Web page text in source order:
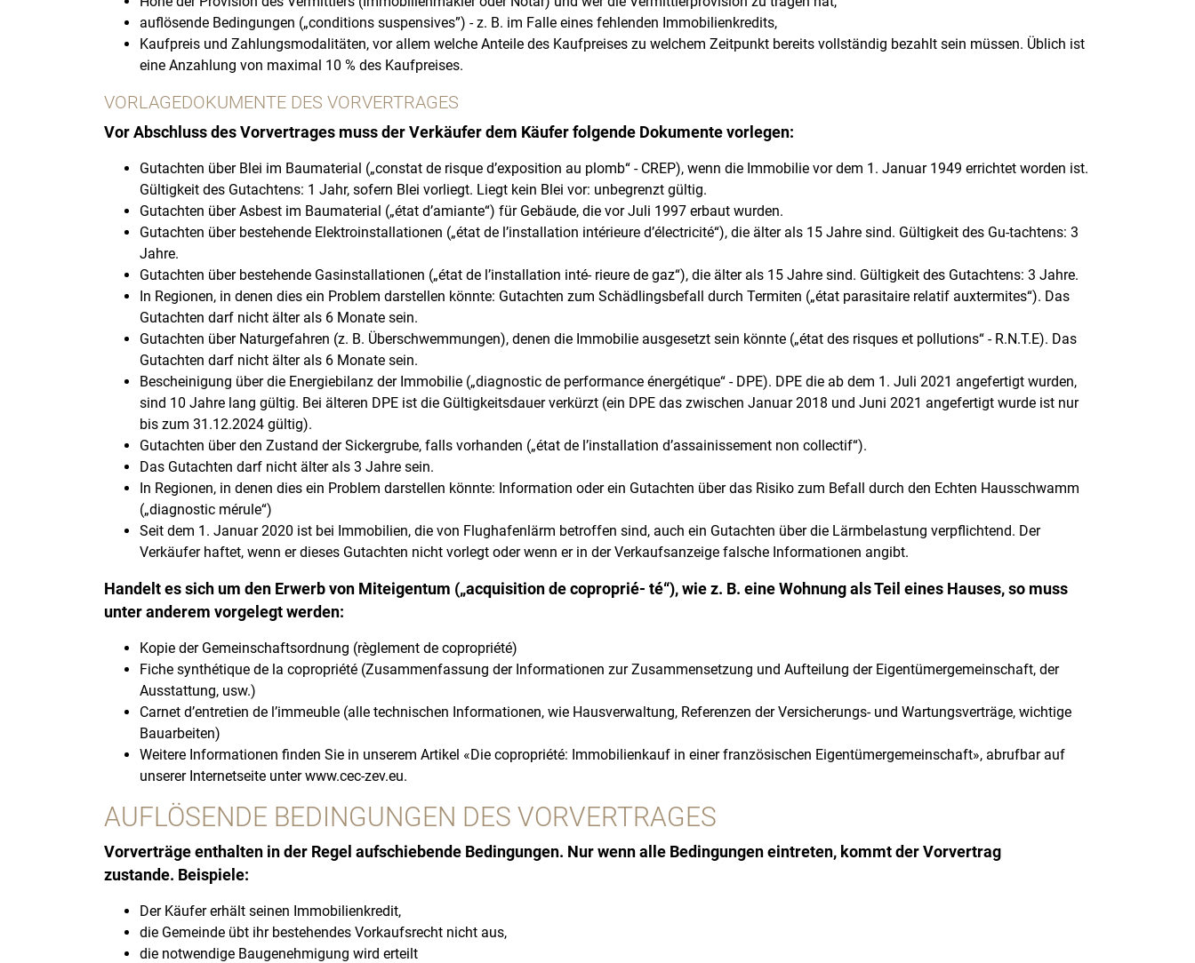
auflösende Bedingungen („conditions suspensives”) - z. B. im Falle eines fehlenden Immobilienkredits,
Kaufpreis und Zahlungsmodalitäten, vor allem welche Anteile des Kaufpreises zu welchem Zeitpunkt bereits vollständig bezahlt sein müssen. Üblich ist
eine Anzahlung von maximal 10 % des Kaufpreises.
VORLAGEDOKUMENTE DES VORVERTRAGES
Vor Abschluss des Vorvertrages muss der Verkäufer dem Käufer folgende Dokumente vorlegen:
Gutachten über Blei im Baumaterial („constat de risque d’exposition au plomb“ - CREP), wenn die Immobilie vor dem 1. Januar 1949 errichtet worden ist.
Gültigkeit des Gutachtens: 1 Jahr, sofern Blei vorliegt. Liegt kein Blei vor: unbegrenzt gültig.
Gutachten über Asbest im Baumaterial („état d’amiante“) für Gebäude, die vor Juli 1997 erbaut wurden.
Gutachten über bestehende Elektroinstallationen („état de l’installation intérieure d’électricité“), die älter als 15 Jahre sind. Gültigkeit des Gu-tachtens: 3
Jahre.
Gutachten über bestehende Gasinstallationen („état de l’installation inté- rieure de gaz“), die älter als 15 Jahre sind. Gültigkeit des Gutachtens: 3 Jahre.
In Regionen, in denen dies ein Problem darstellen könnte: Gutachten zum Schädlingsbefall durch Termiten („état parasitaire relatif auxtermites“). Das
Gutachten darf nicht älter als 6 Monate sein.
Gutachten über Naturgefahren (z. B. Überschwemmungen), denen die Immobilie ausgesetzt sein könnte („état des risques et pollutions“ - R.N.T.E). Das
Gutachten darf nicht älter als 6 Monate sein.
Bescheinigung über die Energiebilanz der Immobilie („diagnostic de performance énergétique“ - DPE). DPE die ab dem 1. Juli 2021 angefertigt wurden,
sind 10 Jahre lang gültig. Bei älteren DPE ist die Gültigkeitsdauer verkürzt (ein DPE das zwischen Januar 2018 und Juni 2021 angefertigt wurde ist nur
bis zum 31.12.2024 gültig).
Gutachten über den Zustand der Sickergrube, falls vorhanden („état de l’installation d’assainissement non collectif“).
Das Gutachten darf nicht älter als 3 Jahre sein.
In Regionen, in denen dies ein Problem darstellen könnte: Information oder ein Gutachten über das Risiko zum Befall durch den Echten Hausschwamm
(„diagnostic mérule“)
Seit dem 1. Januar 2020 ist bei Immobilien, die von Flughafenlärm betroffen sind, auch ein Gutachten über die Lärmbelastung verpflichtend. Der
Verkäufer haftet, wenn er dieses Gutachten nicht vorlegt oder wenn er in der Verkaufsanzeige falsche Informationen angibt.
Handelt es sich um den Erwerb von Miteigentum („acquisition de coproprié- té“), wie z. B. eine Wohnung als Teil eines Hauses, so muss
unter anderem vorgelegt werden:
Kopie der Gemeinschaftsordnung (règlement de copropriété)
Fiche synthétique de la copropriété (Zusammenfassung der Informationen zur Zusammensetzung und Aufteilung der Eigentümergemeinschaft, der
Ausstattung, usw.)
Carnet d’entretien de l’immeuble (alle technischen Informationen, wie Hausverwaltung, Referenzen der Versicherungs- und Wartungsverträge, wichtige
Bauarbeiten)
Weitere Informationen finden Sie in unserem Artikel «Die copropriété: Immobilienkauf in einer französischen Eigentümergemeinschaft», abrufbar auf
unserer Internetseite unter www.cec-zev.eu.
AUFLÖSENDE BEDINGUNGEN DES VORVERTRAGES
Vorverträge enthalten in der Regel aufschiebende Bedingungen. Nur wenn alle Bedingungen eintreten, kommt der Vorvertrag
zustande. Beispiele:
Der Käufer erhält seinen Immobilienkredit,
die Gemeinde übt ihr bestehendes Vorkaufsrecht nicht aus,
die notwendige Baugenehmigung wird erteilt